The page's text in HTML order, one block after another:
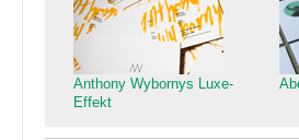
Anthony Wybornys Luxe-
Effekt